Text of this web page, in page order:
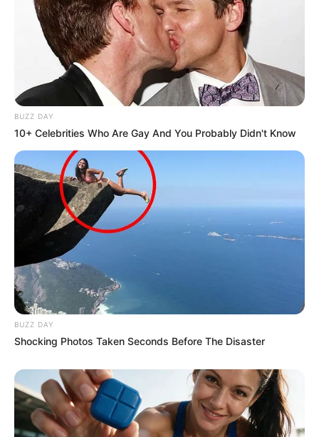
BUZZ DAY
10+ Celebrities Who Are Gay And You Probably Didn't Know
BUZZ DAY
Shocking Photos Taken Seconds Before The Disaster